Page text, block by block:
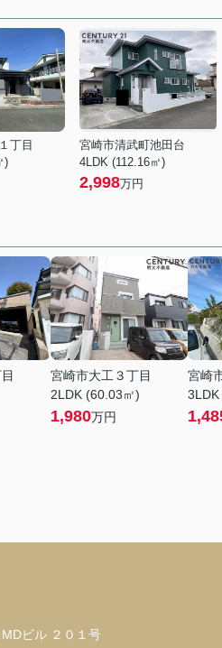
丁目
)
宮崎市清武町池田台
4LDK (112.16㎡)
2,998万円
宮崎市大工３丁目
2LDK (60.03㎡)
1,980万円
宮崎
ビル ２０１号